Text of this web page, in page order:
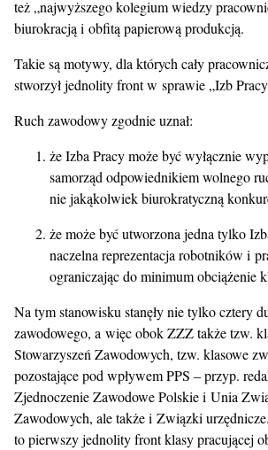
też „najwyższego kolegium wiedzy
biurokracją i obfitą papierową produkcją.
Takie są motywy, dla których cały
stworzył jednolity front w sprawie „Izb
Ruch zawodowy zgodnie uznał:
że Izba Pracy może być wyłącznie
samorząd odpowiednikiem wolnego
nie jakąkolwiek biurokratyczną
że może być utworzona jedna tylko
naczelna reprezentacja robotników i
ograniczając do minimum obciążenie
Na tym stanowisku stanęły nie tylko cztery
zawodowego, a więc obok ZZZ także tzw.
Stowarzyszeń Zawodowych, tzw. klasowe
pozostające pod wpływem PPS – przyp.
Zjednoczenie Zawodowe Polskie i Unia
Zawodowych, ale także i Związki
to pierwszy jednolity front klasy pracującej